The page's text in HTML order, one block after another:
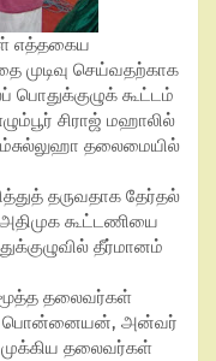
எத்தகைய
முடிவு செய்வதற்காக
பொதுக்குழுக் கூட்டம்
சிராஜ் மஹாலில்
தலைமையில்
தருவதாக தேர்தல்
கூட்டணியை
தீர்மானம்
தலைவர்கள்
பொன்னையன், அன்வர்
தலைவர்கள்